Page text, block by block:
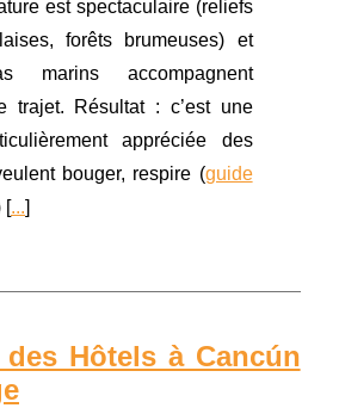
est spectaculaire (reliefs
forêts brumeuses) et
marins accompagnent
trajet. Résultat : c’est une
appréciée des
bouger, respire (guide
[...]
Hôtels à Cancún